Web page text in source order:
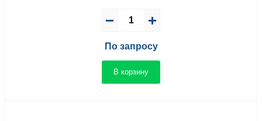
По запросу
В корзину